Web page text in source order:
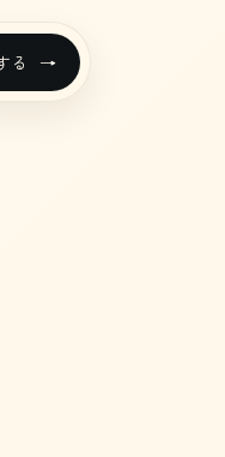
る